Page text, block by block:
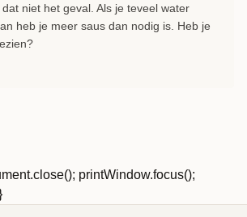
dat niet het geval. Als je teveel water
heb je meer saus dan nodig is. Heb je
printWindow.focus();